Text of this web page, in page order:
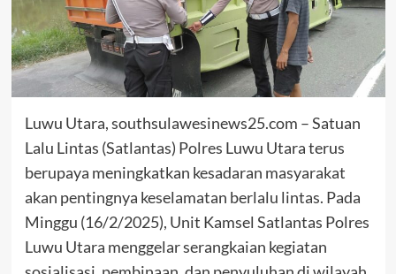
Luwu Utara, southsulawesinews25.com – Satuan
Lalu Lintas (Satlantas) Polres Luwu Utara terus
berupaya meningkatkan kesadaran masyarakat
akan pentingnya keselamatan berlalu lintas. Pada
Minggu (16/2/2025), Unit Kamsel Satlantas Polres
Luwu Utara menggelar serangkaian kegiatan